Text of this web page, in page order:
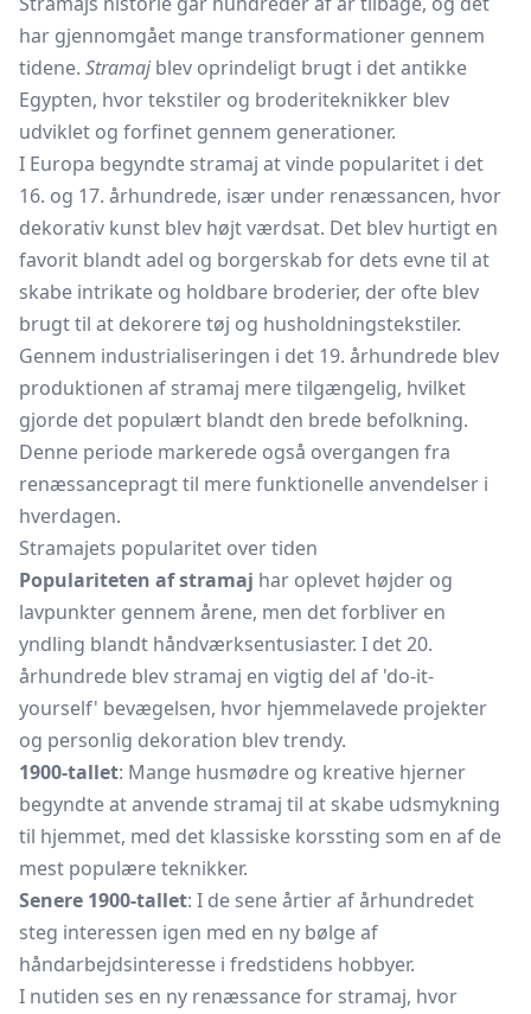
har gjennomgået mange transformationer gennem
tidene. Stramajblev oprindeligt brugt i det antikke
Egypten, hvor tekstiler og broderiteknikker blev
udviklet og forfinet gennem generationer.
I Europa begyndte stramaj at vinde popularitet i det
16. og 17. århundrede, især under renæssancen, hvor
dekorativ kunst blev højt værdsat. Det blev hurtigt en
favorit blandt adel og borgerskab for dets evne til at
skabe intrikate og holdbare broderier, der ofte blev
brugt til at dekorere tøj og husholdningstekstiler.
Gennem industrialiseringen i det 19. århundrede blev
produktionen af stramaj mere tilgængelig, hvilket
gjorde det populært blandt den brede befolkning.
Denne periode markerede også overgangen fra
renæssancepragt til mere funktionelle anvendelser i
hverdagen.
Stramajets popularitet over tiden
Populariteten af stramaj har oplevet højder og
lavpunkter gennem årene, men det forbliver en
yndling blandt håndværksentusiaster. I det 20.
århundrede blev stramaj en vigtig del af 'do-it-
yourself' bevægelsen, hvor hjemmelavede projekter
og personlig dekoration blev trendy.
1900-tallet: Mange husmødre og kreative hjerner
begyndte at anvende stramaj til at skabe udsmykning
til hjemmet, med det klassiske korssting som en af de
mest populære teknikker.
Senere 1900-tallet: I de sene årtier af århundredet
steg interessen igen med en ny bølge af
håndarbejdsinteresse i fredstidens hobbyer.
I nutiden ses en ny renæssance for stramaj, hvor